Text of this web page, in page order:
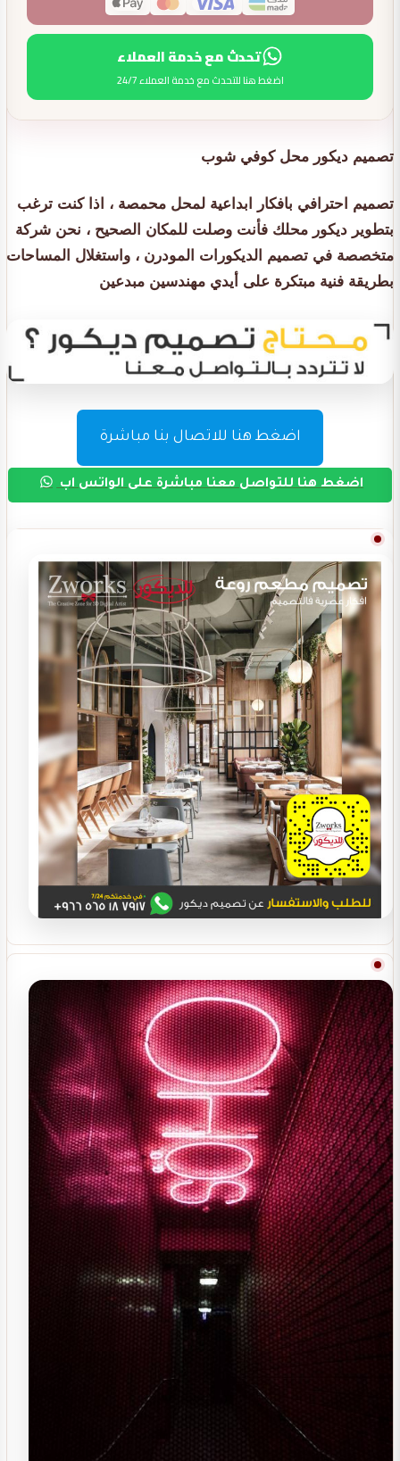
تحدث مع خدمة العملاء
اضغط هنا للتحدث مع خدمة العملاء 24/7
تصميم ديكور محل كوفي شوب
تصميم احترافي بافكار ابداعية لمحل محمصة ، اذا كنت ترغب
بتطوير ديكور محلك فأنت وصلت للمكان الصحيح ، نحن شركة
متخصصة في تصميم الديكورات المودرن ، واستغلال المساحات
بطريقة فنية مبتكرة على أيدي مهندسين مبدعين
اضغط هنا للاتصال بنا مباشرة
اضغط هنا للتواصل معنا مباشرة على الواتس اب